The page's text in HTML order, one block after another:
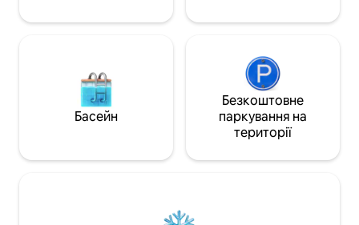
Басейн
Безкоштовне
паркування на
території